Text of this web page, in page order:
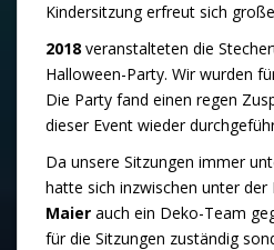
Kindersitzung erfreut sich
2018 veranstalteten die
Halloween-Party. Wir wurden
Die Party fand einen regen
dieser Event wieder
Da unsere Sitzungen immer
hatte sich inzwischen unter der
Maier auch ein Deko-Team
für die Sitzungen zuständig